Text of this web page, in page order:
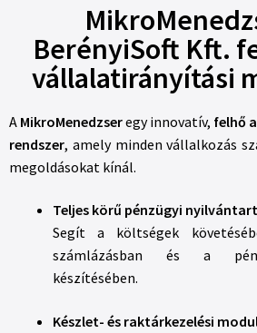
BerényiSoft Kft.
vállalatirányítási
A MikroMenedzseregy innovatív, felhő
rendszer, amely minden vállalkozás
megoldásokat kínál.
Teljes körű pénzügyi
Segít a költségek
számlázásban és a
készítésében.
Készlet- és raktárkezelési